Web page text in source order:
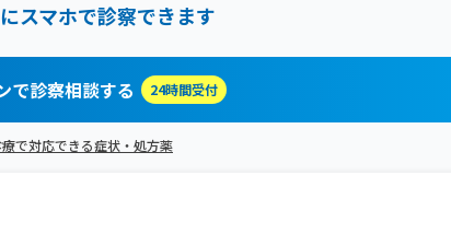
スマホで診察できます
で診察相談する 24時間受付
で対応できる症状・処方薬